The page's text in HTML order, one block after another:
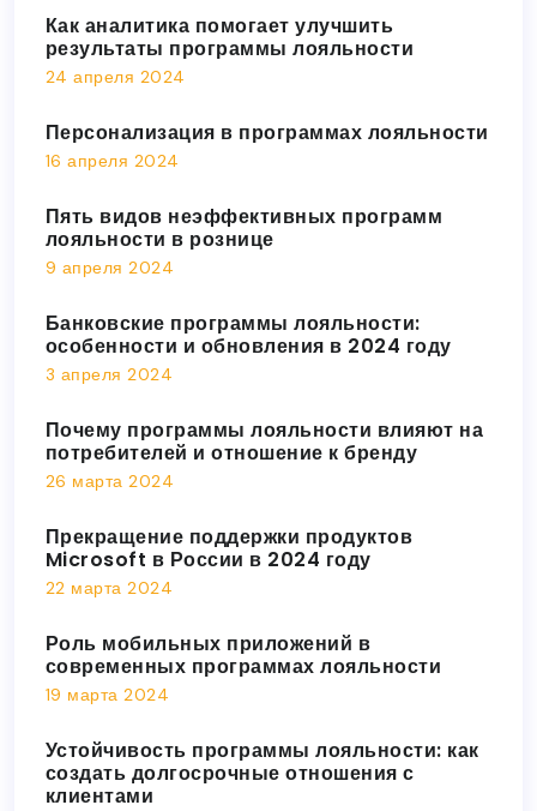
Как аналитика помогает улучшить
результаты программы лояльности
24 апреля 2024
Персонализация в программах лояльности
16 апреля 2024
Пять видов неэффективных программ
лояльности в рознице
9 апреля 2024
Банковские программы лояльности:
особенности и обновления в 2024 году
3 апреля 2024
Почему программы лояльности влияют на
потребителей и отношение к бренду
26 марта 2024
Прекращение поддержки продуктов
Microsoft в России в 2024 году
22 марта 2024
Роль мобильных приложений в
современных программах лояльности
19 марта 2024
Устойчивость программы лояльности: как
создать долгосрочные отношения с
клиентами